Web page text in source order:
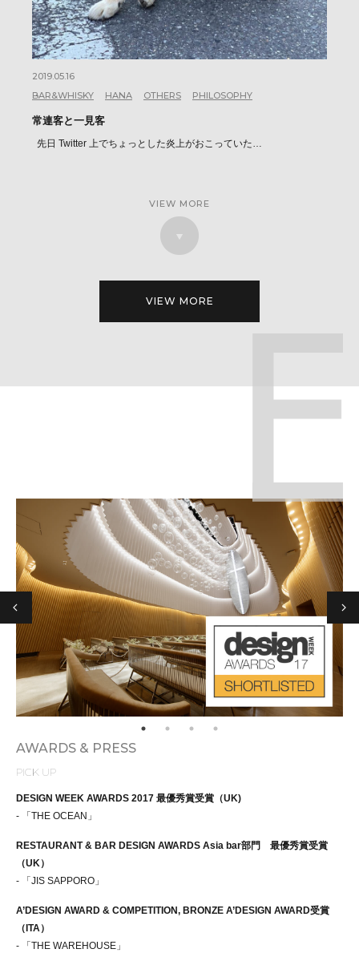
2019.05.16
BAR&WHISKY
HANA OTHERS PHILOSOPHY
常連客と一見客
先日 Twitter 上でちょっとした炎上がおこっていた…
VIEW MORE
VIEW MORE
AWARDS & PRESS
PICK UP
DESIGN WEEK AWARDS 2017 最優秀賞受賞（UK)
- 「THE OCEAN」
RESTAURANT & BAR DESIGN AWARDS Asia bar部門 最優秀賞受賞
（UK）
- 「JIS SAPPORO」
A’DESIGN AWARD & COMPETITION, BRONZE A’DESIGN AWARD受賞
（ITA）
- 「THE WAREHOUSE」